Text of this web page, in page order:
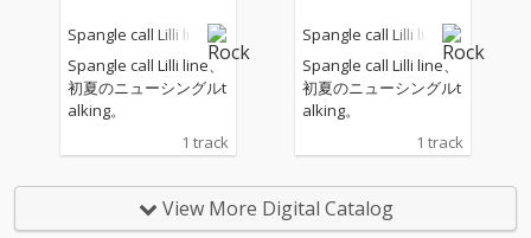
Spangle call Lilli lin
Spangle call Lilli line、
初夏のニューシングルt
alking。
1 track
Spangle call Lilli lin
Spangle call Lilli line、
初夏のニューシングルt
alking。
1 track
View More Digital Catalog